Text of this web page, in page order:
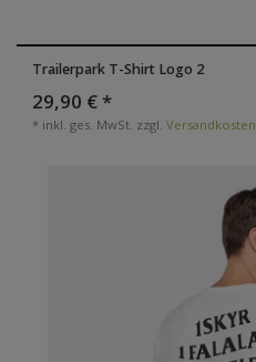
Trailerpark T-Shirt Logo 2
29,90 € *
* inkl. ges. MwSt. zzgl. Versandkosten